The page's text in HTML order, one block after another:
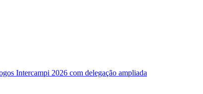
Intercampi 2026 com delegação ampliada